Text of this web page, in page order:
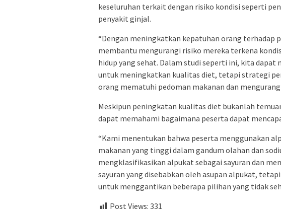
keseluruhan terkait dengan risiko kondisi seperti
penyakit ginjal.
“Dengan meningkatkan kepatuhan orang terhadap
membantu mengurangi risiko mereka terkena
hidup yang sehat. Dalam studi seperti ini, kita dapat
untuk meningkatkan kualitas diet, tetapi strategi
orang mematuhi pedoman makanan dan
Meskipun peningkatan kualitas diet bukanlah
dapat memahami bagaimana peserta dapat
“Kami menentukan bahwa peserta menggunakan
makanan yang tinggi dalam gandum olahan dan
mengklasifikasikan alpukat sebagai sayuran dan
sayuran yang disebabkan oleh asupan alpukat,
untuk menggantikan beberapa pilihan yang tidak
Post Views: 331